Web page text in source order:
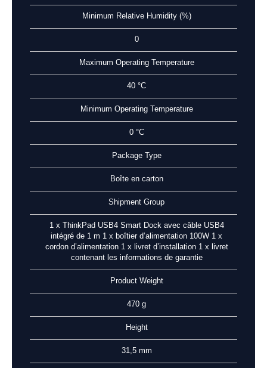
Minimum Relative Humidity (%)
0
Maximum Operating Temperature
40 °C
Minimum Operating Temperature
0 °C
Package Type
Boîte en carton
Shipment Group
1 x ThinkPad USB4 Smart Dock avec câble USB4
intégré de 1 m 1 x boîtier d’alimentation 100W 1 x
cordon d’alimentation 1 x livret d’installation 1 x livret
contenant les informations de garantie
Product Weight
470 g
Height
31,5 mm